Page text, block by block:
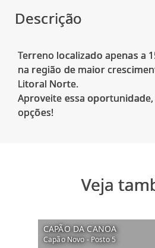
Descrição
Terreno localizado apenas a
na região de maior
Litoral Norte.
Aproveite essa
Veja
CAPÃO DA CANOA
Capão Novo - Posto 5